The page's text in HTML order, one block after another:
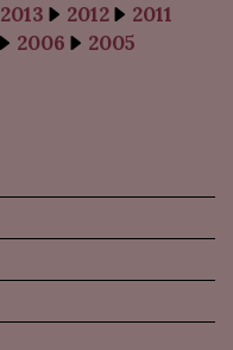
2013 2012
2011
2006 2005